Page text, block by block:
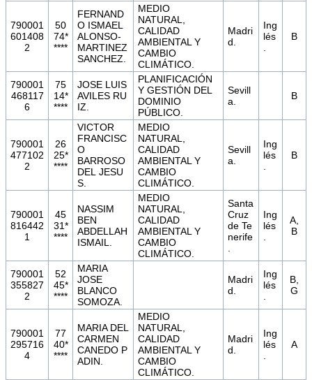
790001
601408
2
50
74*
****
FERNAND
O ISMAEL
ALONSO-
MARTINEZ
SANCHEZ.
MEDIO
NATURAL,
CALIDAD
AMBIENTAL Y
CAMBIO
CLIMÁTICO.
Madri
d.
Ing
lés
B
790001
468117
6
75
14*
****
JOSE LUIS
AVILES RU
IZ.
PLANIFICACIÓN
Y GESTIÓN DEL
DOMINIO
PÚBLICO.
Sevill
a.
B
790001
477102
2
26
25*
****
VICTOR
FRANCISC
O
BARROSO
DEL JESU
S.
MEDIO
NATURAL,
CALIDAD
AMBIENTAL Y
CAMBIO
CLIMÁTICO.
Sevill
a.
Ing
lés
B
790001
816442
1
45
31*
****
NASSIM
BEN
ABDELLAH
ISMAIL.
MEDIO
NATURAL,
CALIDAD
AMBIENTAL Y
CAMBIO
CLIMÁTICO.
Santa
Cruz
de Te
nerife
Ing
lés
A,
B
790001
355827
2
52
45*
****
MARIA
JOSE
BLANCO
SOMOZA.
Madri
d.
Ing
lés
B,
G
790001
295716
4
77
40*
****
MARIA DEL
CARMEN
CANEDO P
ADIN.
MEDIO
NATURAL,
CALIDAD
AMBIENTAL Y
CAMBIO
CLIMÁTICO.
Madri
d.
Ing
lés
A